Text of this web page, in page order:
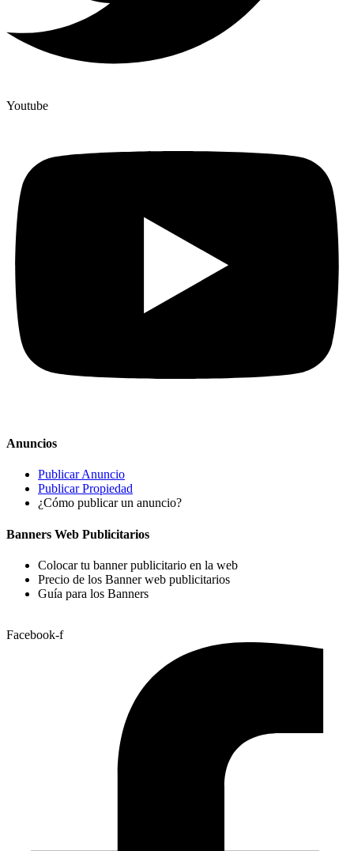
Youtube
Anuncios
Publicar Anuncio
Publicar Propiedad
¿Cómo publicar un anuncio?
Banners Web Publicitarios
Colocar tu banner publicitario en la web
Precio de los Banner web publicitarios
Guía para los Banners
Facebook-f